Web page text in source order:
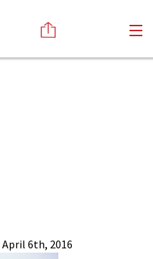
April 6th, 2016